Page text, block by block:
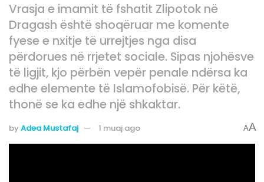
Vrasja e imamit të fshatit Zlipotok në
Dragash është shoqëruar me komente
fyese e nxitje të urrejtjes nga disa
përdorues në rrjetet sociale. Sipas njohësve
të ligjit, kjo përbën vepër penale ndërsa ka
edhe elemente të Islamofobisë. Për këtë,
thonë se ka edhe një shkaktar.
by Adea Mustafaj 1 muaj ago AA